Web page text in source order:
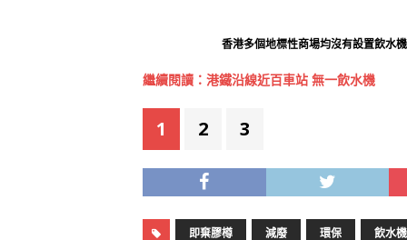
香港多個地標性商場均沒有設置飲水
繼續閱讀：港鐵沿線近百車站 無一飲水機
1 2 3
即棄膠樽 減廢 環保 飲水機